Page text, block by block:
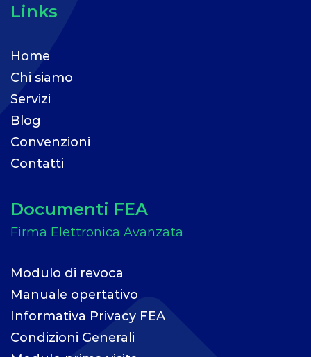
Links
Home
Chi siamo
Servizi
Blog
Convenzioni
Contatti
Documenti FEA
Modulo di revoca
Manuale opertativo
Informativa Privacy FEA
Condizioni Generali